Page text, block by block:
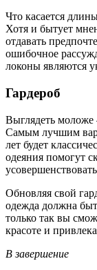
Что касается
Хотя и бытует
отдавать
ошибочное
локоны являются
Гардероб
Выглядеть моложе
Самым лучшим
лет будет
одеяния помогут
Обновляя свой
одежда должна
только так вы
красоте и
В завершение